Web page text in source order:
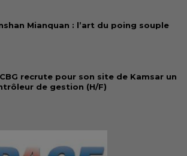
Mianquan : l’art du poing souple
recrute pour son site de Kamsar un
de gestion (H/F)